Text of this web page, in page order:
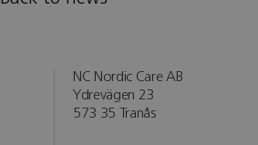
NC Nordic Care AB
Ydrevägen 23
573 35 Tranås